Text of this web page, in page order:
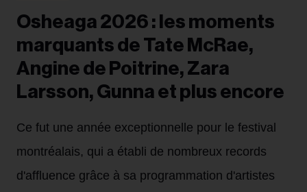
Osheaga 2026 : les moments
marquants de Tate McRae,
Angine de Poitrine, Zara
Larsson, Gunna et plus encore
Ce fut une année exceptionnelle pour le festival
montréalais, qui a établi de nombreux records
d'affluence grâce à sa programmation d'artistes